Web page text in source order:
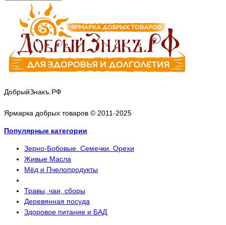
ДобрыйЗнакъ.РФ
Ярмарка добрых товаров © 2011-2025
Популярные категории
Зерно-Бобовые. Семечки. Орехи
Живые Масла
Мёд и Пчелопродукты
Травы, чаи, сборы
Деревянная посуда
Здоровое питание и БАД